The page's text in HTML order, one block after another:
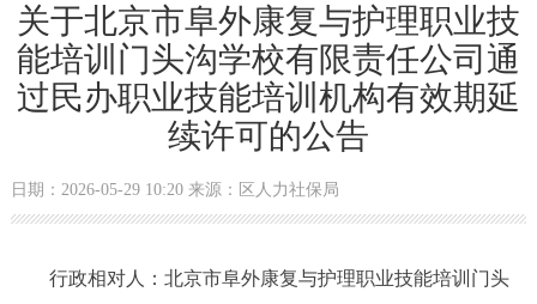
关于北京市阜外康复与护理职业技
能培训门头沟学校有限责任公司通
过民办职业技能培训机构有效期延
续许可的公告
日期：2026-05-29 10:20 来源：区人力社保局
行政相对人：北京市阜外康复与护理职业技能培训门头